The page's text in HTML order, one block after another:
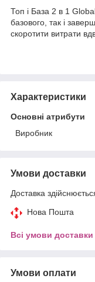
Топ і База 2 в 1
базового, так і
скоротити витрати
Характеристики
Основні атрибути
Виробник
Умови доставки
Доставка
Нова Пошта
Всі умови доставки
Умови оплати